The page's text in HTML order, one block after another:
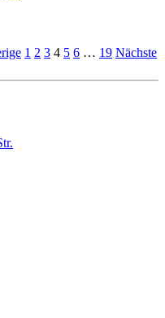
1 2 3 4 5 6 … 19 Nächste